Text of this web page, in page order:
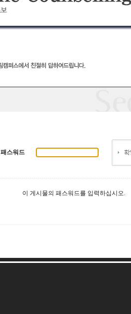
패스워드
이 게시물의 패스워드를 입력하십시오.